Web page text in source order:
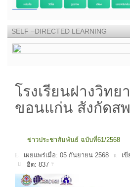
SELF –DIRECTED LEARNING
โรงเรียนฝางวิทย
ขอนแก่น สังกัดส
ข่าวประชาสัมพันธ์ ฉบับที่61/2568
เผยแพร่เมื่อ: 05 กันยายน 2568
เ
ฮิต: 837